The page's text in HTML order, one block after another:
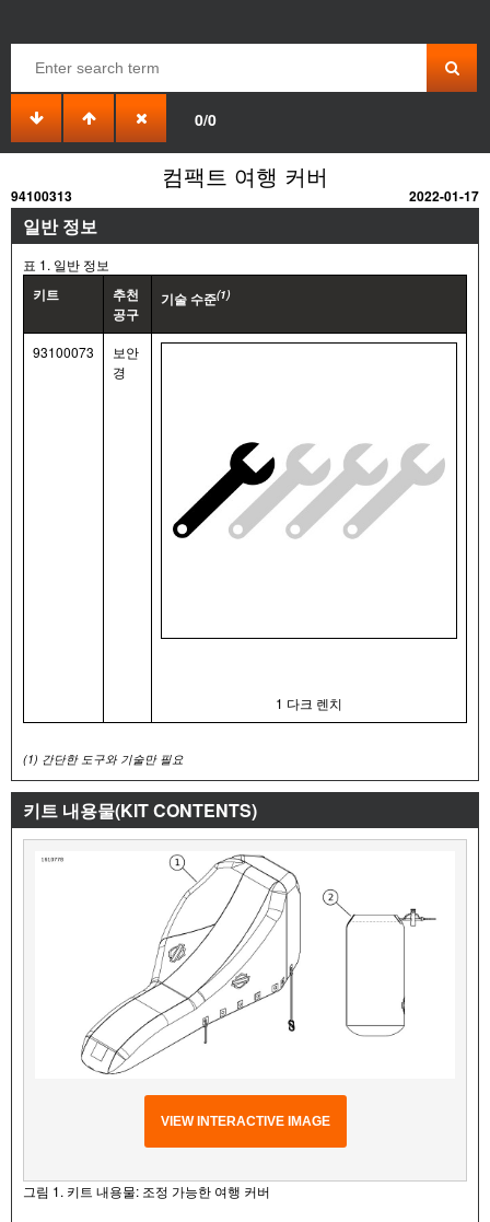
0/0
컴팩트 여행 커버
94100313 2022-01-17
일반 정보
표 1. 일반 정보
키트
추천
공구
기술 수준(1)
93100073
보안
경
1 다크 렌치
(1) 간단한 도구와 기술만 필요
키트 내용물(KIT CONTENTS)
VIEW INTERACTIVE IMAGE
그림 1. 키트 내용물: 조정 가능한 여행 커버